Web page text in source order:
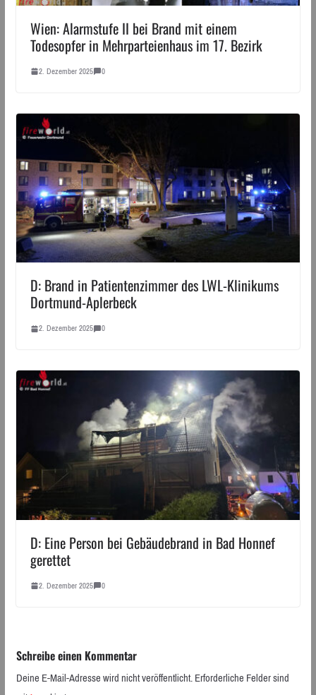
Wien: Alarmstufe II bei Brand mit einem
Todesopfer in Mehrparteienhaus im 17. Bezirk
2. Dezember 2025 0
D: Brand in Patientenzimmer des LWL-Klinikums
Dortmund-Aplerbeck
2. Dezember 2025 0
D: Eine Person bei Gebäudebrand in Bad Honnef
gerettet
2. Dezember 2025 0
Schreibe einen Kommentar
Deine E-Mail-Adresse wird nicht veröffentlicht.Erforderliche Felder sind